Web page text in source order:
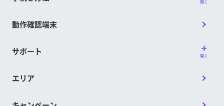
開く
動作確認端末
サポート 開く
エリア